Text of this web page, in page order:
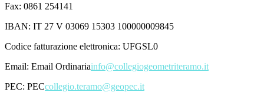
Fax: 0861 254141
IBAN: IT 27 V 03069 15303 100000009845
Codice fatturazione elettronica: UFGSL0
Email: Email Ordinariainfo@collegiogeometriteramo.it
PEC: PECcollegio.teramo@geopec.it